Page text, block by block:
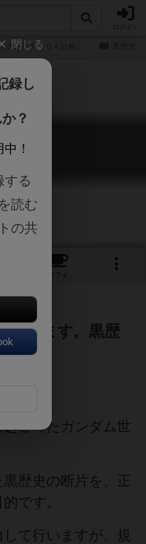
クカルタ（Ｇ４計画）
ブ
カフェ
命じます。黒歴
こったガンダム世
歴史の断片を、正
です。
て行いますが、規
閉じる
録し
？
！
する
読む
の共